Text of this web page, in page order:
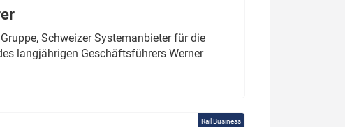
Schweizer Systemanbieter für die
langjährigen Geschäftsführers Werner
Rail Business